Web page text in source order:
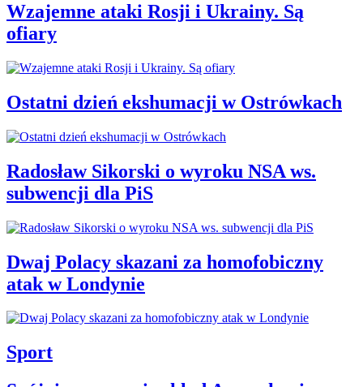
Wzajemne ataki Rosji i Ukrainy. Są
ofiary
Ostatni dzień ekshumacji w Ostrówkach
Radosław Sikorski o wyroku NSA ws.
subwencji dla PiS
Dwaj Polacy skazani za homofobiczny
atak w Londynie
Sport